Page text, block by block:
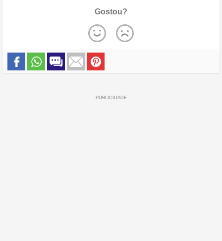
Gostou?